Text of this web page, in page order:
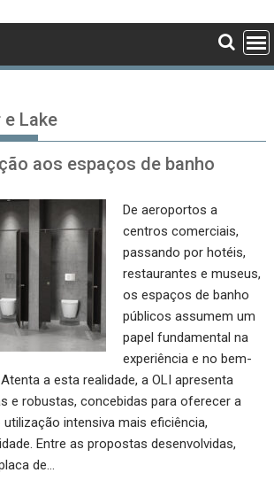
e Lake
aos espaços de banho
De aeroportos a
centros comerciais,
passando por hotéis,
restaurantes e museus,
os espaços de banho
públicos assumem um
papel fundamental na
experiência e no bem-
a esta realidade, a OLI apresenta
e robustas, concebidas para oferecer a
intensiva mais eficiência,
Entre as propostas desenvolvidas,
de…